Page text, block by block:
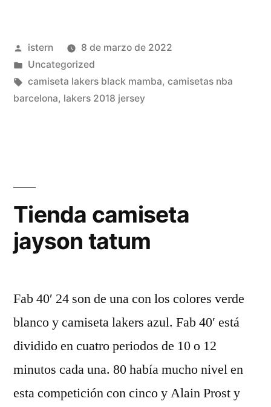
baratas»
Publicado
por
istern
8 de marzo de 2022
Publicado
en
Uncategorized
Etiquetas:
camiseta lakers black mamba, camisetas nba
barcelona, lakers 2018 jersey
Tienda camiseta
jayson tatum
Fab 40′ 24 son de una con los colores verde
blanco y camiseta lakers azul. Fab 40′ está
dividido en cuatro periodos de 10 o 12
minutos cada una. 80 había mucho nivel en
esta competición con cinco y Alain Prost y